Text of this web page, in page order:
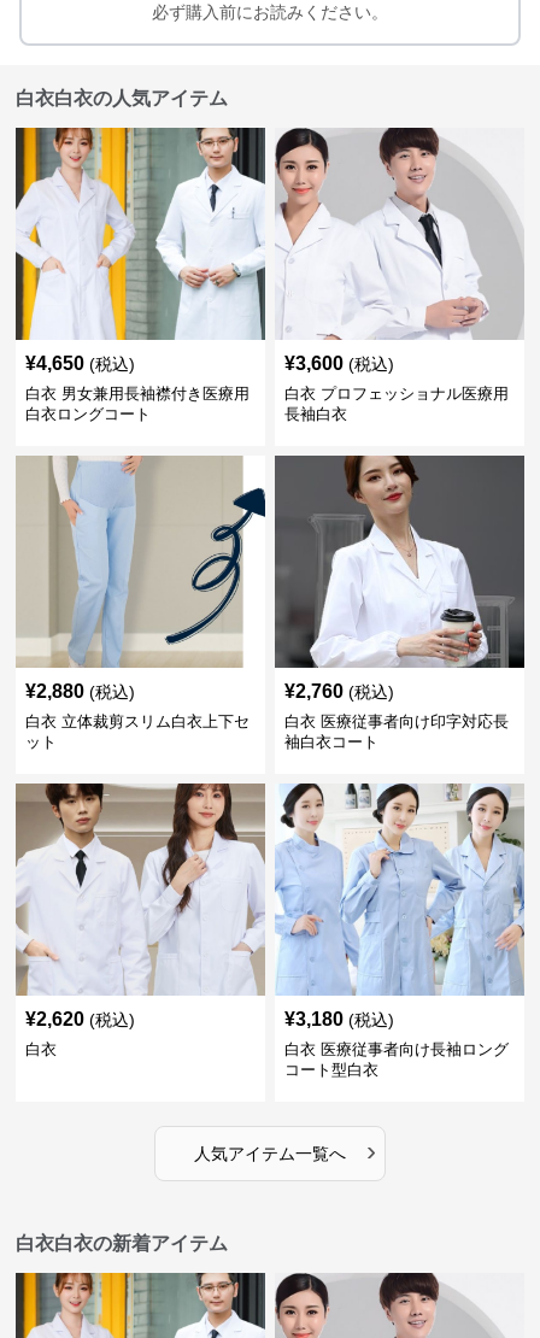
必ず購入前にお読みください。
白衣白衣の人気アイテム
¥4,650 (税込)
白衣 男女兼用長袖襟付き医療用
白衣ロングコート
¥3,600 (税込)
白衣 プロフェッショナル医療用
長袖白衣
¥2,880 (税込)
白衣 立体裁剪スリム白衣上下セ
ット
¥2,760 (税込)
白衣 医療従事者向け印字対応長
袖白衣コート
¥2,620 (税込)
白衣
¥3,180 (税込)
白衣 医療従事者向け長袖ロング
コート型白衣
人気アイテム一覧へ ›
白衣白衣の新着アイテム